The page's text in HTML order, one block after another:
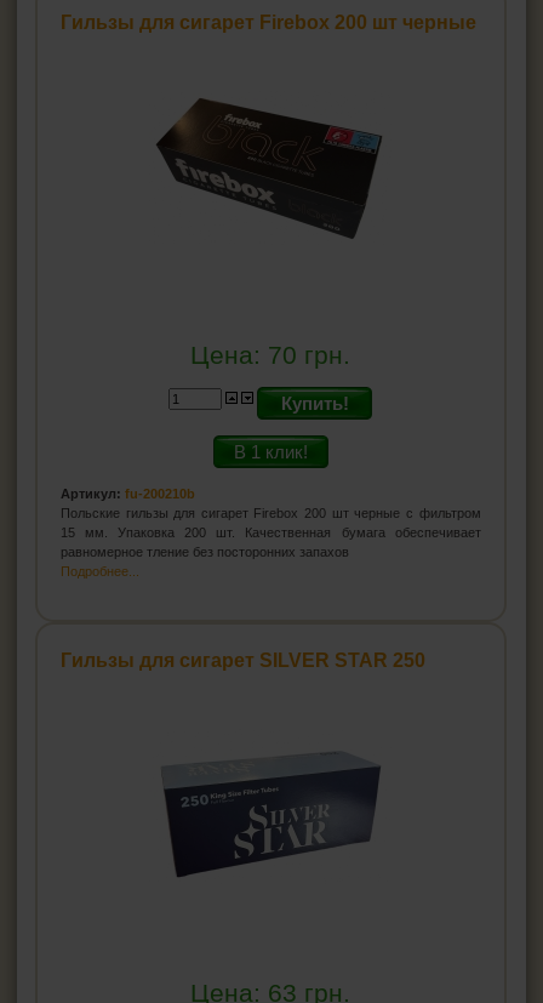
Гильзы для сигарет Firebox 200 шт черные
Цена: 70 грн.
Купить!
В 1 клик!
Артикул: fu-200210b
Польские гильзы для сигарет Firebox 200 шт черные с фильтром
15 мм. Упаковка 200 шт. Качественная бумага обеспечивает
равномерное тление без посторонних запахов
Подробнее...
Гильзы для сигарет SILVER STAR 250
Цена: 63 грн.